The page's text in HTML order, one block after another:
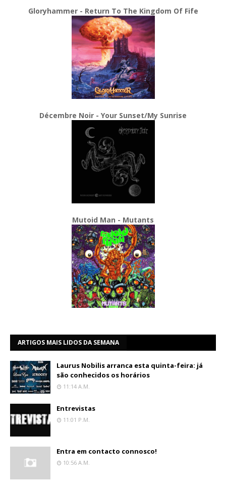
Gloryhammer - Return To The Kingdom Of Fife
Décembre Noir - Your Sunset/My Sunrise
Mutoid Man - Mutants
ARTIGOS MAIS LIDOS DA SEMANA
Laurus Nobilis arranca esta quinta-feira: já
são conhecidos os horários
11:14 A.m.
Entrevistas
11:01 P.m.
Entra em contacto connosco!
10:56 A.m.